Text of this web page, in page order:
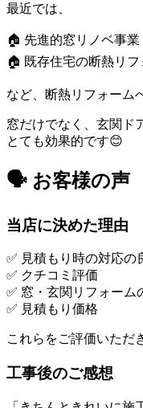
最近では、
🏠 先進的窓リノベ事業
🏠 既存住宅の断熱リ
など、断熱リフォーム
窓だけでなく、玄関ド
とても効果的です😊
🗣️ お客様の声
当店に決めた理由
✅ 見積もり時の対応の
✅ クチコミ評価
✅ 窓・玄関リフォーム
✅ 見積もり価格
これらをご評価いただ
工事後のご感想